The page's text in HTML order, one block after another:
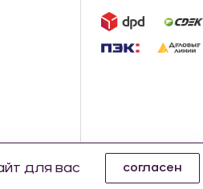
для вас согласен